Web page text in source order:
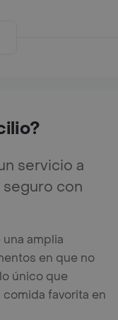
servicio a
con
amplia
en que no
único que
favorita en